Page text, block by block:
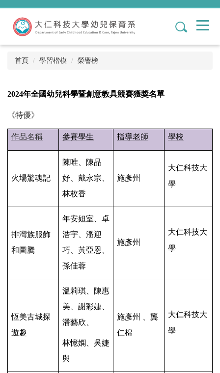
跳
內
1
首頁 學習楷模 榮譽榜
2024年全國幼兒科學暨創意教具競賽獲獎名單
《特優》
作品名稱 參賽學生 指導老師 學校
火場驚魂記
陳唯、陳品
妤、戴永宗、
林枚香
施彥州
大仁科技大
學
排灣族服飾
和圖騰
年安妲室、卓
浩宇、潘迎
巧、黃亞恩、
孫佳蓉
施彥州
大仁科技大
學
恆美古城探
遊趣
溫莉琪、陳惠
美、謝彩婕、
潘藝欣、
林憶嫻、吳婕
與
施彥州 、龔
仁棉
大仁科技大
學